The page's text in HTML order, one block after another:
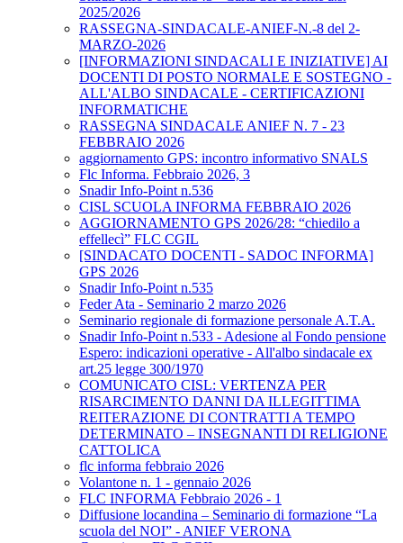
2025/2026
RASSEGNA-SINDACALE-ANIEF-N.-8 del 2-
MARZO-2026
[INFORMAZIONI SINDACALI E INIZIATIVE] AI
DOCENTI DI POSTO NORMALE E SOSTEGNO -
ALL'ALBO SINDACALE - CERTIFICAZIONI
INFORMATICHE
RASSEGNA SINDACALE ANIEF N. 7 - 23
FEBBRAIO 2026
aggiornamento GPS: incontro informativo SNALS
Flc Informa. Febbraio 2026, 3
Snadir Info-Point n.536
CISL SCUOLA INFORMA FEBBRAIO 2026
AGGIORNAMENTO GPS 2026/28: “chiedilo a
effellecì” FLC CGIL
[SINDACATO DOCENTI - SADOC INFORMA]
GPS 2026
Snadir Info-Point n.535
Feder Ata - Seminario 2 marzo 2026
Seminario regionale di formazione personale A.T.A.
Snadir Info-Point n.533 - Adesione al Fondo pensione
Espero: indicazioni operative - All'albo sindacale ex
art.25 legge 300/1970
COMUNICATO CISL: VERTENZA PER
RISARCIMENTO DANNI DA ILLEGITTIMA
REITERAZIONE DI CONTRATTI A TEMPO
DETERMINATO – INSEGNANTI DI RELIGIONE
CATTOLICA
flc informa febbraio 2026
Volantone n. 1 - gennaio 2026
FLC INFORMA Febbraio 2026 - 1
Diffusione locandina – Seminario di formazione “La
scuola del NOI” - ANIEF VERONA